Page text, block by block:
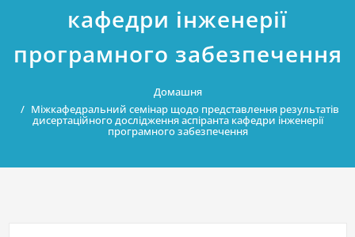
кафедри інженерії
програмного забезпечення
Домашня
Міжкафедральний семінар щодо представлення результатів
дисертаційного дослідження аспіранта кафедри інженерії
програмного забезпечення